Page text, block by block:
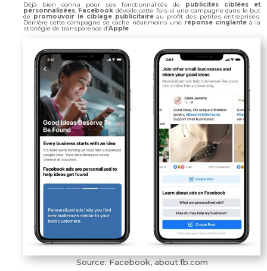
Déjà bien connu pour ses fonctionnalités de publicités ciblées et
personnalisées, Facebook dévoile cette fois-ci une campagne dans le but
de promouvoir le ciblage publicitaireau profit des petites entreprises.
Derrière cette campagne se cache néanmoins une réponse cinglanteà la
stratégie de transparence d’Apple.
Source: Facebook, about.fb.com